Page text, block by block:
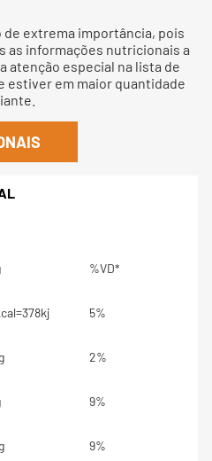
extrema importância, pois
as informações nutricionais a
atenção especial na lista de
em maior quantidade
%VD*
5%
2%
9%
9%